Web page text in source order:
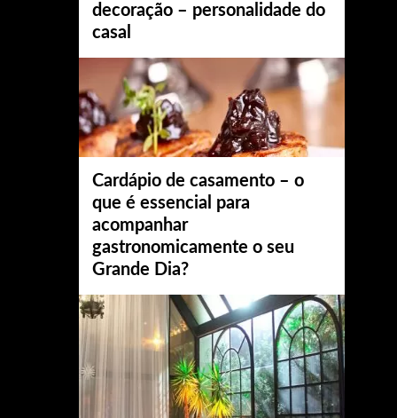
decoração – personalidade do
casal
Cardápio de casamento – o
que é essencial para
acompanhar
gastronomicamente o seu
Grande Dia?